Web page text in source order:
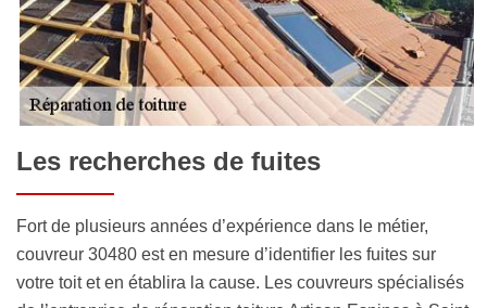
Les recherches de fuites
Fort de plusieurs années d’expérience dans le métier,
couvreur 30480 est en mesure d’identifier les fuites sur
votre toit et en établira la cause. Les couvreurs spécialisés